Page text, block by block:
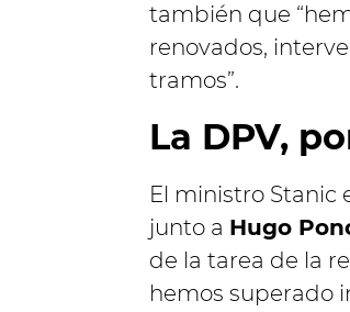
también que
renovados,
tramos”.
La DPV,
El ministro Stanic
junto a Hugo
de la tarea de la
hemos superado